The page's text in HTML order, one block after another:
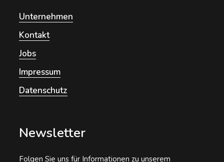
Unternehmen
Kontakt
Jobs
Impressum
Datenschutz
Newsletter
Folgen Sie uns für Informationen zu unserem